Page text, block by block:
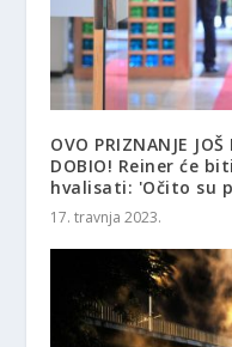
OVO PRIZNANJE
DOBIO! Reiner će
hvalisati: 'Očito su
17. travnja 2023.